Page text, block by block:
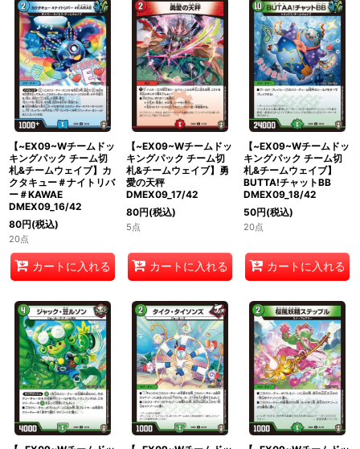
【~EX09~Wチームドッ
キングパック チーム切
札&チームウェイブ】カ
クタキュー＃ナイトリバ
ー＃KAWAE
DMEX09_16/42
80円(税込)
20点
カートに入れる
【~EX09~Wチームドッ
キングパック チーム切
札&チームウェイブ】勇
愛の天秤
DMEX09_17/42
80円(税込)
5点
カートに入れる
【~EX09~Wチームドッ
キングパック チーム切
札&チームウェイブ】
BUTTA!チャットBB
DMEX09_18/42
50円(税込)
20点
カートに入れる